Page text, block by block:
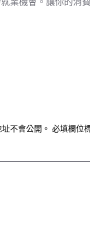
不會公開。 必填欄位